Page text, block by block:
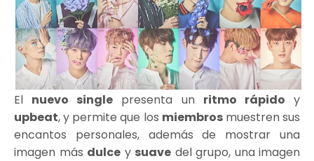
El nuevo single presenta un ritmo rápido y
upbeat, y permite que los miembrosmuestren sus
encantos personales, además de mostrar una
imagen más dulce y suave del grupo, una imagen